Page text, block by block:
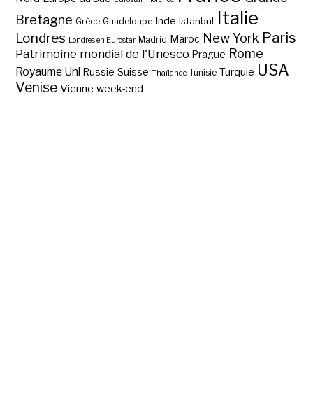
Bretagne Grèce Guadeloupe Inde Istanbul Italie
Londres Londres en Eurostar Madrid Maroc New York Paris
Patrimoine mondial de l'Unesco Prague Rome
Royaume Uni Russie Suisse Thaïlande Tunisie Turquie USA
Venise Vienne week-end